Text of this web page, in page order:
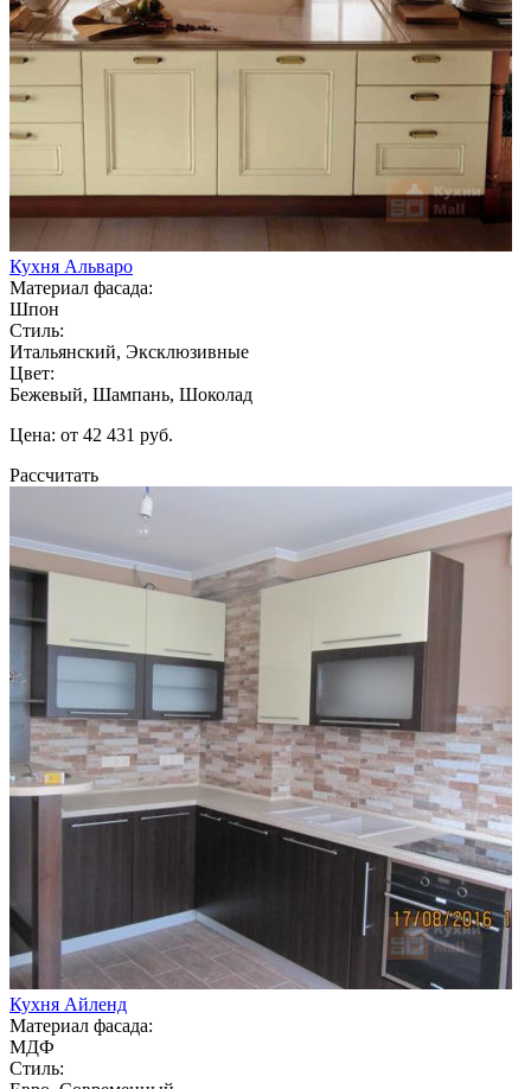
Кухня Альваро
Материал фасада:
Шпон
Стиль:
Итальянский, Эксклюзивные
Цвет:
Бежевый, Шампань, Шоколад
Цена: от 42 431 руб.
Рассчитать
Кухня Айленд
Материал фасада:
МДФ
Стиль: